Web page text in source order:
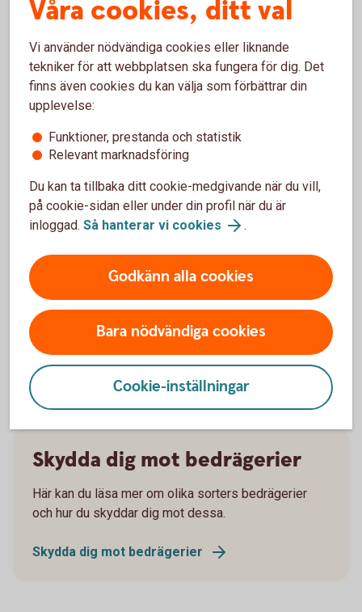
Bli svårlurad
Vi har gått ihop med Sveriges banker för att sprida
kunskap om hur bedragare kan agera – och hur du
kan skydda dig. Få tips och lär dig mer om vad du
kan göra om du har blivit lurad.
Bli svårlurad (svårlurad.se)
Skydda dig mot bedrägerier
Här kan du läsa mer om olika sorters bedrägerier
och hur du skyddar dig mot dessa.
Skydda dig mot bedrägerier
Våra cookies, ditt val
Vi använder nödvändiga cookies eller liknande
tekniker för att webbplatsen ska fungera för dig. Det
finns även cookies du kan välja som förbättrar din
upplevelse:
Funktioner, prestanda och statistik
Relevant marknadsföring
Du kan ta tillbaka ditt cookie-medgivande när du vill,
på cookie-sidan eller under din profil när du är
inloggad. Så hanterar vi cookies .
Godkänn alla cookies
Bara nödvändiga cookies
Cookie-inställningar